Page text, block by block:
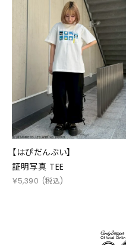
【はぴだんぶい】
証明写真 TEE
￥5,390 (税込)